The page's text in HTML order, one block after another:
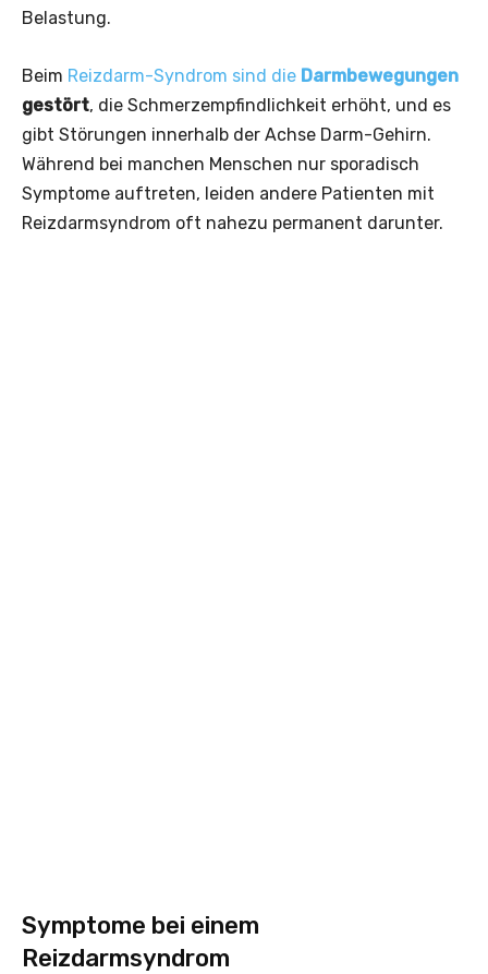
Belastung.
Beim Reizdarm-Syndrom sind die Darmbewegungen
gestört, die Schmerzempfindlichkeit erhöht, und es
gibt Störungen innerhalb der Achse Darm-Gehirn.
Während bei manchen Menschen nur sporadisch
Symptome auftreten, leiden andere Patienten mit
Reizdarmsyndrom oft nahezu permanent darunter.
Symptome bei einem
Reizdarmsyndrom